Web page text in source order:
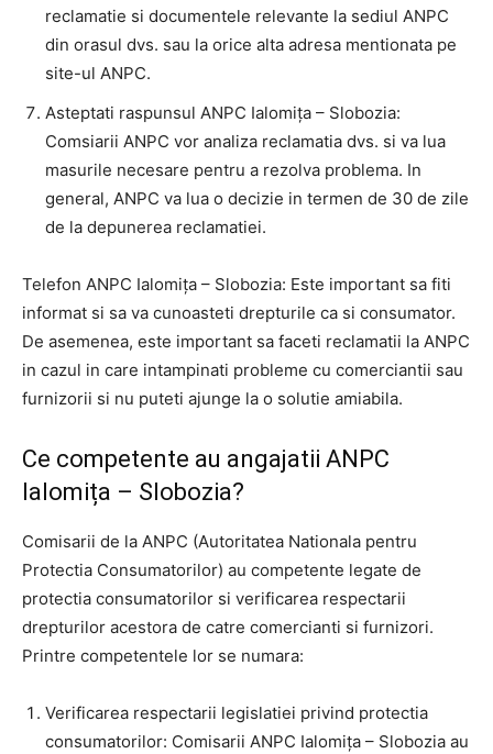
reclamatie si documentele relevante la sediul ANPC
din orasul dvs. sau la orice alta adresa mentionata pe
site-ul ANPC.
Asteptati raspunsul ANPC Ialomița – Slobozia:
Comsiarii ANPC vor analiza reclamatia dvs. si va lua
masurile necesare pentru a rezolva problema. In
general, ANPC va lua o decizie in termen de 30 de zile
de la depunerea reclamatiei.
Telefon ANPC Ialomița – Slobozia: Este important sa fiti
informat si sa va cunoasteti drepturile ca si consumator.
De asemenea, este important sa faceti reclamatii la ANPC
in cazul in care intampinati probleme cu comerciantii sau
furnizorii si nu puteti ajunge la o solutie amiabila.
Ce competente au angajatii ANPC
Ialomița – Slobozia?
Comisarii de la ANPC (Autoritatea Nationala pentru
Protectia Consumatorilor) au competente legate de
protectia consumatorilor si verificarea respectarii
drepturilor acestora de catre comercianti si furnizori.
Printre competentele lor se numara:
Verificarea respectarii legislatiei privind protectia
consumatorilor: Comisarii ANPC Ialomița – Slobozia au